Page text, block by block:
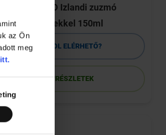
az Ön
meg
NATURLAND Izlandi zuzmó
édesítőszerekkel 150ml
HOL ELÉRHETŐ?
RÉSZLETEK